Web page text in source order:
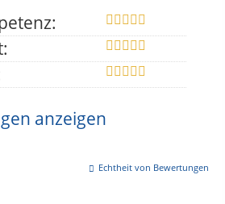
anzeigen
Echtheit von Bewertungen